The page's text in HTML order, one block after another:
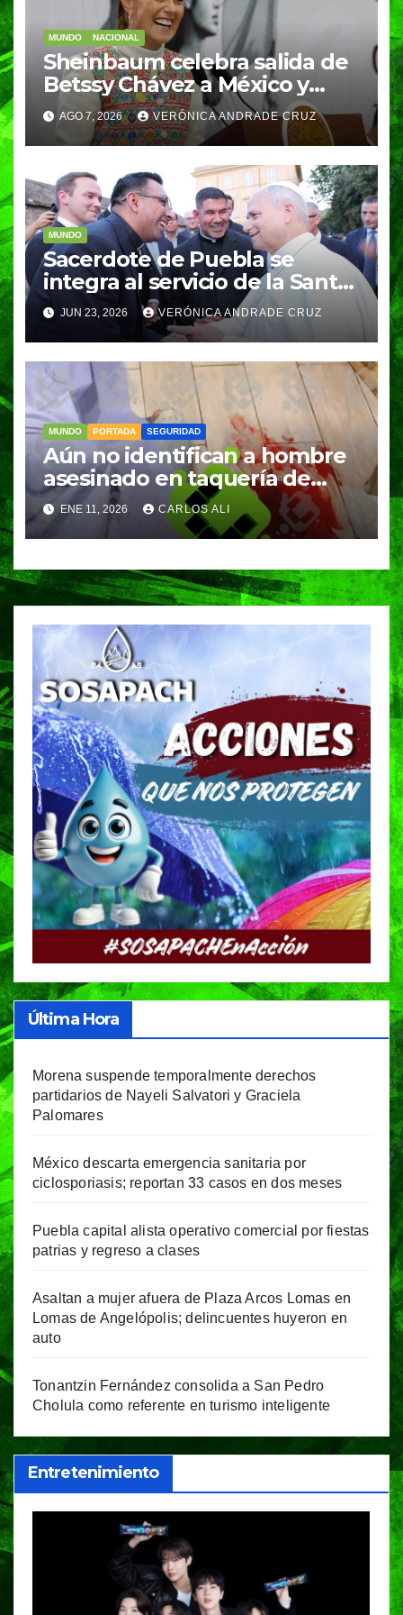
MUNDO NACIONAL
Sheinbaum celebra salida de
Betssy Chávez a México y
destaca nuevo acercamiento
con Perú
AGO 7, 2026 VERÓNICA ANDRADE CRUZ
MUNDO
Sacerdote de Puebla se
integra al servicio de la Santa
Sede en proyecto impulsado
por el Papa León XIV
JUN 23, 2026 VERÓNICA ANDRADE CRUZ
MUNDO PORTADA SEGURIDAD
Aún no identifican a hombre
asesinado en taquería de
Amozoc
ENE 11, 2026 CARLOS ALI
Última Hora
Morena suspende temporalmente derechos
partidarios de Nayeli Salvatori y Graciela
Palomares
México descarta emergencia sanitaria por
ciclosporiasis; reportan 33 casos en dos meses
Puebla capital alista operativo comercial por fiestas
patrias y regreso a clases
Asaltan a mujer afuera de Plaza Arcos Lomas en
Lomas de Angelópolis; delincuentes huyeron en
auto
Tonantzin Fernández consolida a San Pedro
Cholula como referente en turismo inteligente
Entretenimiento